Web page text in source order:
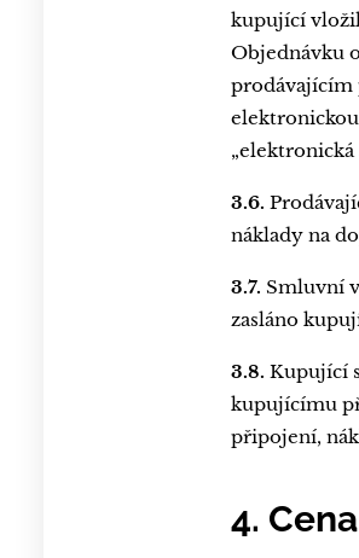
kupující
Objednávku
prodávajícím
„elektronická
3.6.
náklady na
3.7. Smluvní
zasláno
3.8. Kupující
kupujícímu
připojení,
4.